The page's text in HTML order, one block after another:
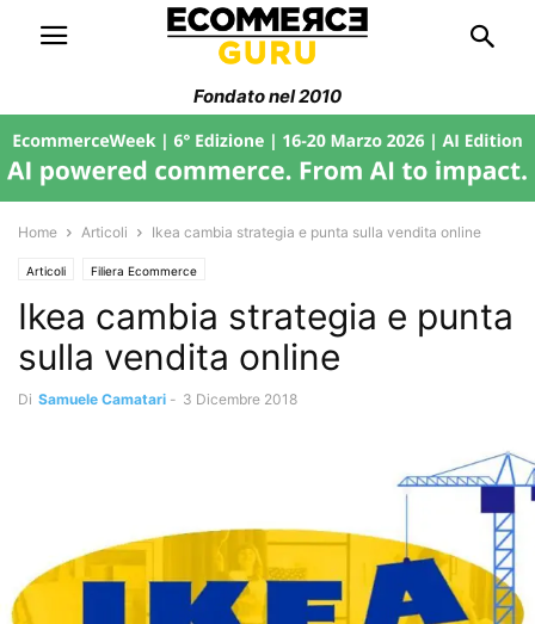
Fondato nel 2010
Home Articoli Ikea cambia strategia e punta sulla vendita online
Articoli Filiera Ecommerce
Ikea cambia strategia e punta
sulla vendita online
Di Samuele Camatari - 3 Dicembre 2018